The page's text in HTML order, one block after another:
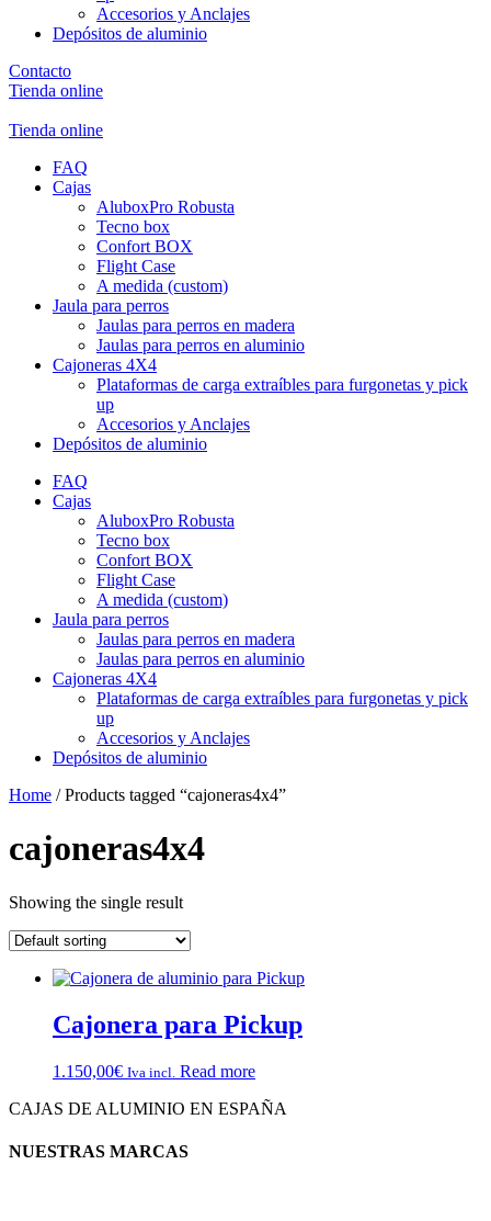
Accesorios y Anclajes
Depósitos de aluminio
Contacto
Tienda online
Tienda online
FAQ
Cajas
AluboxPro Robusta
Tecno box
Confort BOX
Flight Case
A medida (custom)
Jaula para perros
Jaulas para perros en madera
Jaulas para perros en aluminio
Cajoneras 4X4
Plataformas de carga extraíbles para furgonetas y pick
up
Accesorios y Anclajes
Depósitos de aluminio
FAQ
Cajas
AluboxPro Robusta
Tecno box
Confort BOX
Flight Case
A medida (custom)
Jaula para perros
Jaulas para perros en madera
Jaulas para perros en aluminio
Cajoneras 4X4
Plataformas de carga extraíbles para furgonetas y pick
up
Accesorios y Anclajes
Depósitos de aluminio
Home / Products tagged “cajoneras4x4”
cajoneras4x4
Showing the single result
Cajonera para Pickup
1.150,00€ Iva incl. Read more
CAJAS DE ALUMINIO EN ESPAÑA
NUESTRAS MARCAS